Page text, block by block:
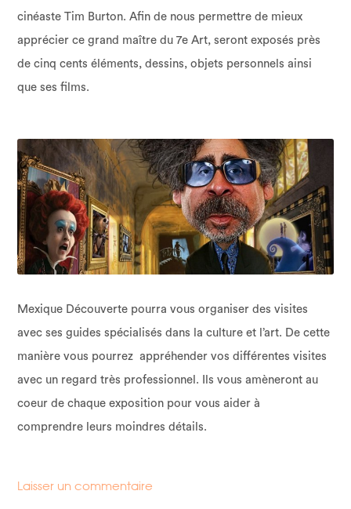
cinéaste Tim Burton. Afin de nous permettre de mieux
apprécier ce grand maître du 7e Art, seront exposés près
de cinq cents éléments, dessins, objets personnels ainsi
que ses films.
Mexique Découverte pourra vous organiser des visites
avec ses guides spécialisés dans la culture et l’art. De cette
manière vous pourrez appréhender vos différentes visites
avec un regard très professionnel. Ils vous amèneront au
coeur de chaque exposition pour vous aider à
comprendre leurs moindres détails.
Laisser un commentaire